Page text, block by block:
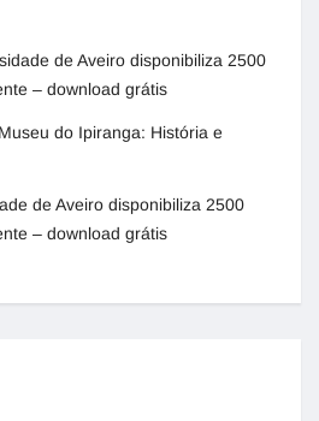
de Aveiro disponibiliza 2500
– download grátis
Museu do Ipiranga: História e
de Aveiro disponibiliza 2500
– download grátis